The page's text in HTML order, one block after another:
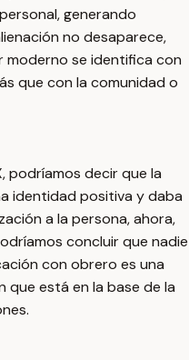
generando
no desaparece,
se identifica con
que con la comunidad o
podríamos decir que la
identidad positiva y daba
a la persona, ahora,
concluir que nadie
con obrero es una
que está en la base de la